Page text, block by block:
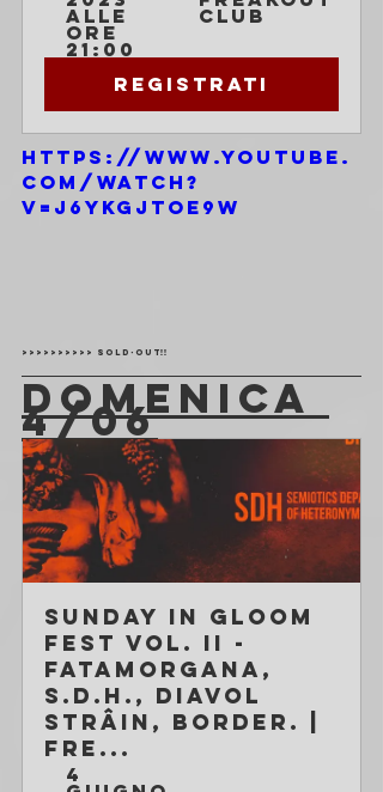
alle
ore
21:00
Club
Registrati
https://www.youtube.
com/watch?
v=j6YKGJToe9w
>>>>>>>>>> SOLD-OUT!!
DOMENICA
4/06
Sunday in Gloom
Fest vol. II -
Fatamorgana,
S.D.H., Diavol
Strâin, Border. |
Fre...
4